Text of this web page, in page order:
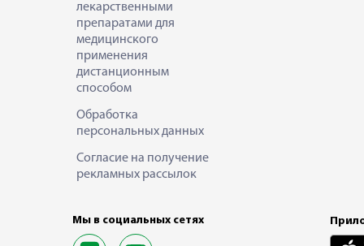
лекарственными
препаратами для
медицинского
применения
дистанционным
способом
Обработка
персональных данных
Согласие на получение
рекламных рассылок
Мы в социальных сетях